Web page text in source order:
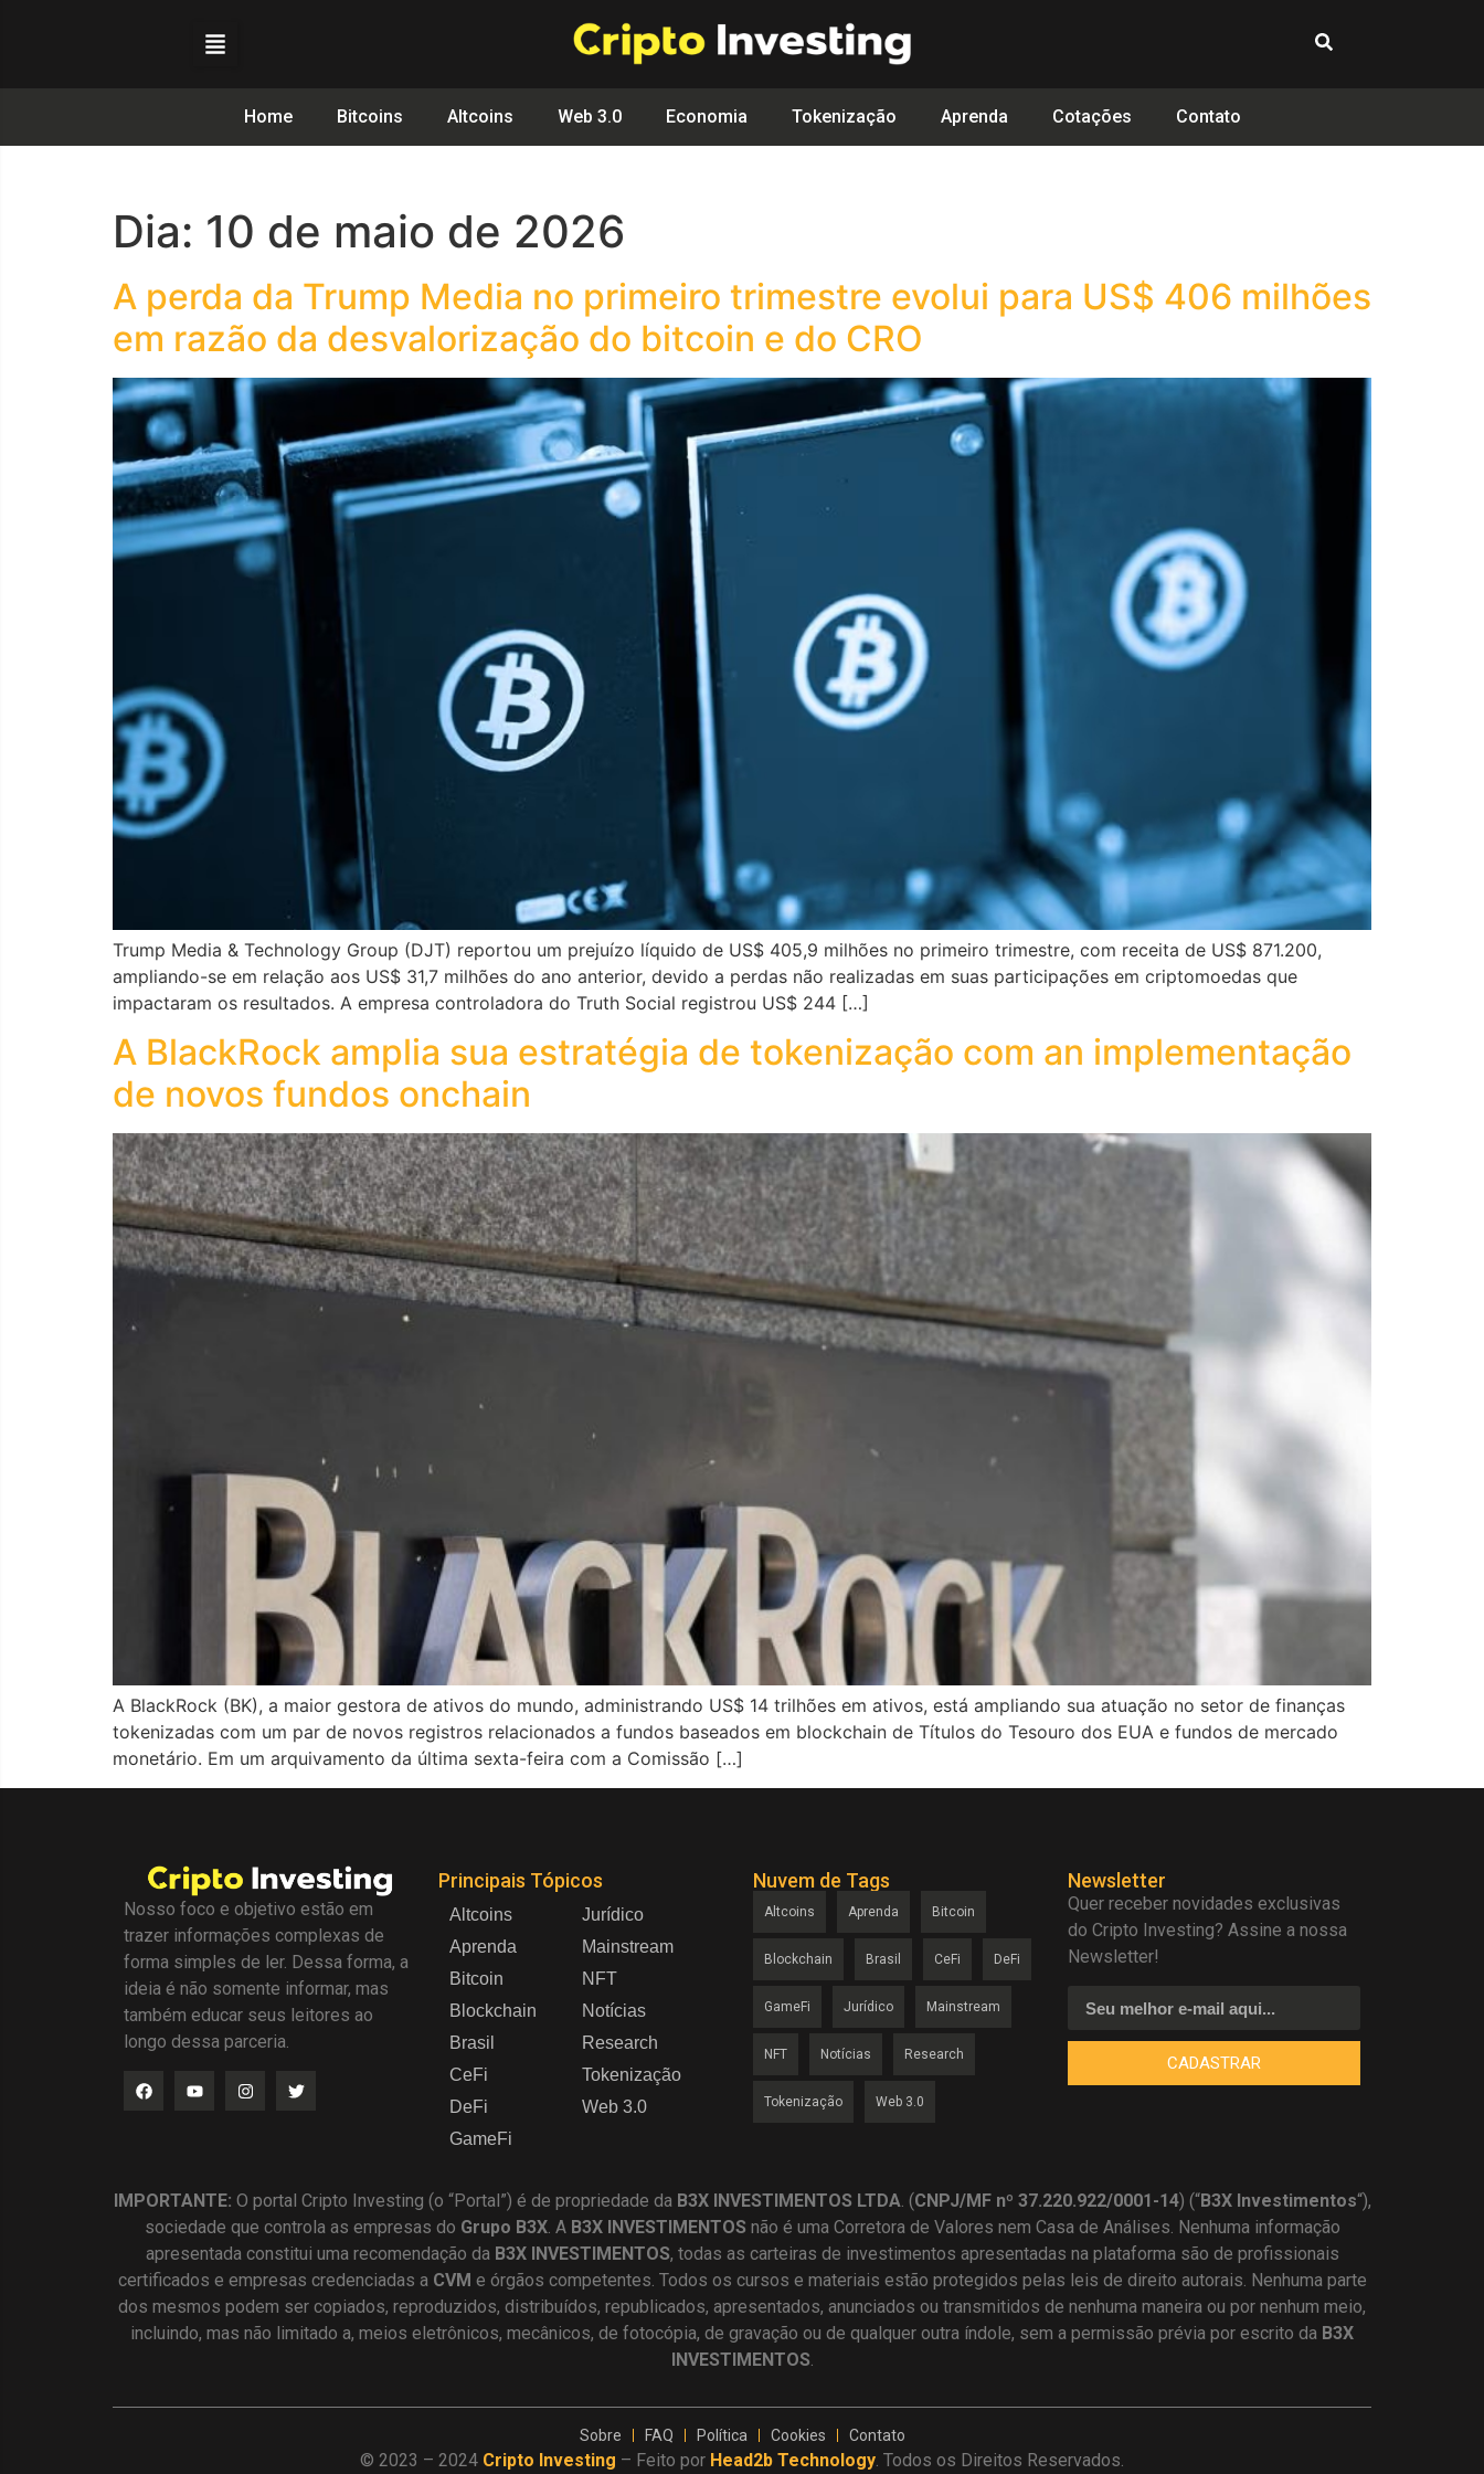
Home Bitcoins Altcoins Web 3.0 Economia Tokenização Aprenda Cotações Contato
Dia: 10 de maio de 2026
A perda da Trump Media no primeiro trimestre evolui para US$ 406 milhões
em razão da desvalorização do bitcoin e do CRO
Trump Media & Technology Group (DJT) reportou um prejuízo líquido de US$ 405,9 milhões no primeiro trimestre, com receita de US$ 871.200,
ampliando-se em relação aos US$ 31,7 milhões do ano anterior, devido a perdas não realizadas em suas participações em criptomoedas que
impactaram os resultados. A empresa controladora do Truth Social registrou US$ 244 […]
A BlackRock amplia sua estratégia de tokenização com an implementação
de novos fundos onchain
A BlackRock (BK), a maior gestora de ativos do mundo, administrando US$ 14 trilhões em ativos, está ampliando sua atuação no setor de finanças
tokenizadas com um par de novos registros relacionados a fundos baseados em blockchain de Títulos do Tesouro dos EUA e fundos de mercado
monetário. Em um arquivamento da última sexta-feira com a Comissão […]
Nosso foco e objetivo estão em
trazer informações complexas de
forma simples de ler. Dessa forma, a
ideia é não somente informar, mas
também educar seus leitores ao
longo dessa parceria.
Principais Tópicos
Altcoins
Aprenda
Bitcoin
Blockchain
Brasil
CeFi
DeFi
GameFi
Jurídico
Mainstream
NFT
Notícias
Research
Tokenização
Web 3.0
Nuvem de Tags
Altcoins Aprenda Bitcoin
Blockchain Brasil CeFi DeFi
GameFi Jurídico Mainstream
NFT Notícias Research
Tokenização Web 3.0
Newsletter
Quer receber novidades exclusivas
do Cripto Investing? Assine a nossa
Newsletter!
CADASTRAR
IMPORTANTE: O portal Cripto Investing (o “Portal”) é de propriedade da B3X INVESTIMENTOS LTDA. (CNPJ/MF nº 37.220.922/0001-14) (“B3X Investimentos“),
sociedade que controla as empresas do Grupo B3X. A B3X INVESTIMENTOS não é uma Corretora de Valores nem Casa de Análises. Nenhuma informação
apresentada constitui uma recomendação da B3X INVESTIMENTOS, todas as carteiras de investimentos apresentadas na plataforma são de profissionais
certificados e empresas credenciadas a CVM e órgãos competentes. Todos os cursos e materiais estão protegidos pelas leis de direito autorais. Nenhuma parte
dos mesmos podem ser copiados, reproduzidos, distribuídos, republicados, apresentados, anunciados ou transmitidos de nenhuma maneira ou por nenhum meio,
incluindo, mas não limitado a, meios eletrônicos, mecânicos, de fotocópia, de gravação ou de qualquer outra índole, sem a permissão prévia por escrito da B3X
INVESTIMENTOS.
Sobre FAQ Política Cookies Contato
© 2023 – 2024 Cripto Investing – Feito por Head2b Technology . Todos os Direitos Reservados.